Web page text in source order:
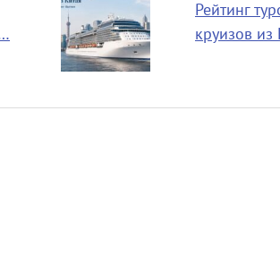
Рейтинг
круизов из